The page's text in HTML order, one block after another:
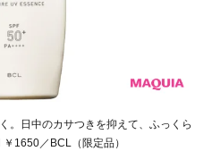
。日中のカサつきを抑えて、ふっくら
1650／BCL（限定品）